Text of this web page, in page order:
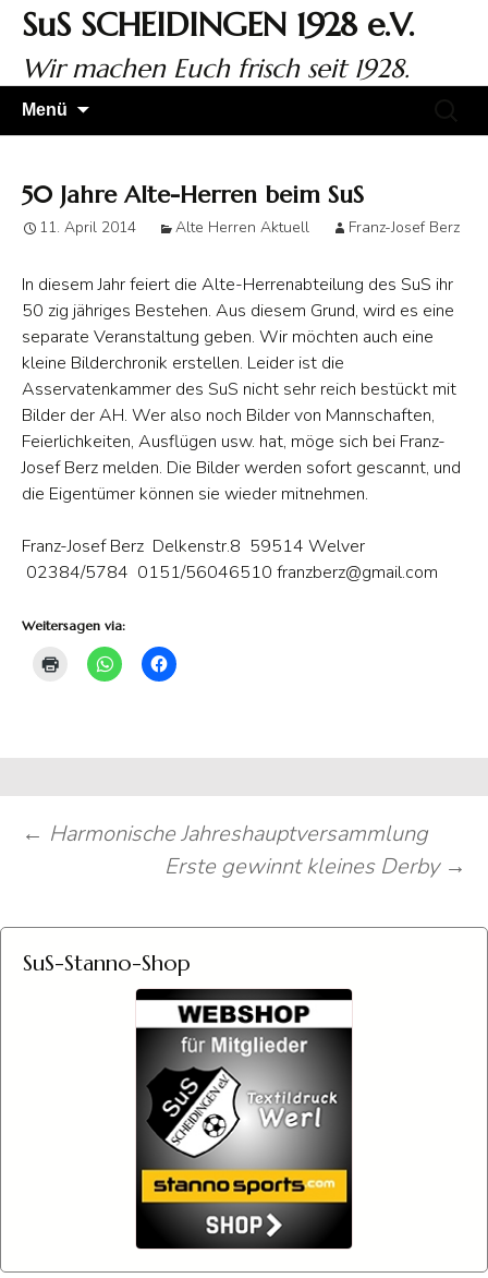
Zum
Inhalt
springen
SuS SCHEIDINGEN 1928 e.V.
Wir machen Euch frisch seit 1928.
Menü
50 Jahre Alte-Herren beim SuS
11. April 2014 Alte Herren Aktuell Franz-Josef Berz
In diesem Jahr feiert die Alte-Herrenabteilung des SuS ihr
50 zig jähriges Bestehen. Aus diesem Grund, wird es eine
separate Veranstaltung geben. Wir möchten auch eine
kleine Bilderchronik erstellen. Leider ist die
Asservatenkammer des SuS nicht sehr reich bestückt mit
Bilder der AH. Wer also noch Bilder von Mannschaften,
Feierlichkeiten, Ausflügen usw. hat, möge sich bei Franz-
Josef Berz melden. Die Bilder werden sofort gescannt, und
die Eigentümer können sie wieder mitnehmen.
Franz-Josef Berz Delkenstr.8 59514 Welver
02384/5784 0151/56046510 franzberz@gmail.com
Weitersagen via:
Beitragsnavigation
← Harmonische Jahreshauptversammlung
Erste gewinnt kleines Derby →
SuS-Stanno-Shop